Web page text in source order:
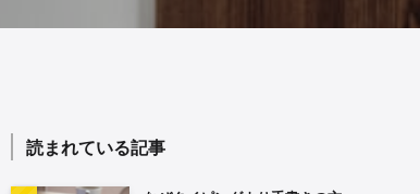
読まれている記事